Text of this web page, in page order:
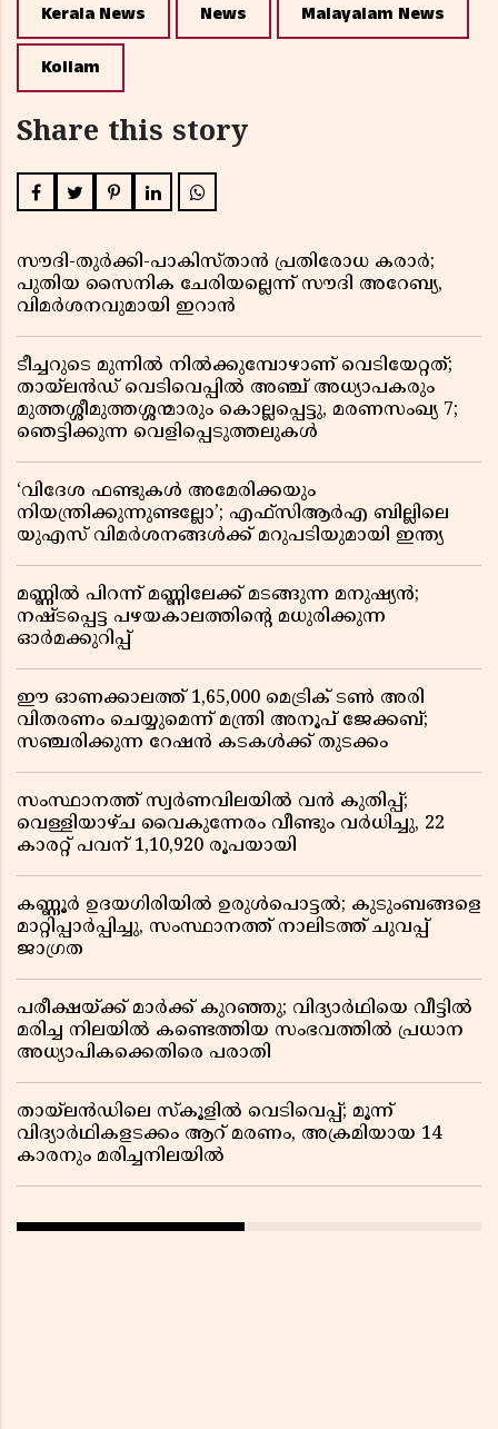
Kerala News News Malayalam News
Kollam
Share this story
സൗദി-തുർക്കി-പാകിസ്താൻ പ്രതിരോധ കരാർ;
പുതിയ സൈനിക ചേരിയല്ലെന്ന് സൗദി അറേബ്യ,
വിമർശനവുമായി ഇറാൻ
ടീച്ചറുടെ മുന്നിൽ നിൽക്കുമ്പോഴാണ് വെടിയേറ്റത്;
തായ്‌ലൻഡ് വെടിവെപ്പിൽ അഞ്ച് അധ്യാപകരും
മുത്തശ്ശീമുത്തശ്ശന്മാരും കൊല്ലപ്പെട്ടു, മരണസംഖ്യ 7;
ഞെട്ടിക്കുന്ന വെളിപ്പെടുത്തലുകൾ
‘വിദേശ ഫണ്ടുകൾ അമേരിക്കയും
നിയന്ത്രിക്കുന്നുണ്ടല്ലോ’; എഫ്സിആർഎ ബില്ലിലെ
യുഎസ് വിമർശനങ്ങൾക്ക് മറുപടിയുമായി ഇന്ത്യ
മണ്ണിൽ പിറന്ന് മണ്ണിലേക്ക് മടങ്ങുന്ന മനുഷ്യൻ;
നഷ്ടപ്പെട്ട പഴയകാലത്തിൻ്റെ മധുരിക്കുന്ന
ഓർമക്കുറിപ്പ്
ഈ ഓണക്കാലത്ത് 1,65,000 മെട്രിക് ടൺ അരി
വിതരണം ചെയ്യുമെന്ന് മന്ത്രി അനൂപ് ജേക്കബ്;
സഞ്ചരിക്കുന്ന റേഷൻ കടകൾക്ക് തുടക്കം
സംസ്ഥാനത്ത് സ്വർണവിലയിൽ വൻ കുതിപ്പ്;
വെള്ളിയാഴ്ച വൈകുന്നേരം വീണ്ടും വർധിച്ചു, 22
കാരറ്റ് പവന് 1,10,920 രൂപയായി
കണ്ണൂർ ഉദയഗിരിയിൽ ഉരുൾപൊട്ടൽ; കുടുംബങ്ങളെ
മാറ്റിപ്പാർപ്പിച്ചു, സംസ്ഥാനത്ത് നാലിടത്ത് ചുവപ്പ്
ജാഗ്രത
പരീക്ഷയ്ക്ക് മാർക്ക് കുറഞ്ഞു; വിദ്യാർഥിയെ വീട്ടിൽ
മരിച്ച നിലയിൽ കണ്ടെത്തിയ സംഭവത്തിൽ പ്രധാന
അധ്യാപികക്കെതിരെ പരാതി
തായ്‌ലൻഡിലെ സ്‌കൂളിൽ വെടിവെപ്പ്; മൂന്ന്
വിദ്യാർഥികളടക്കം ആറ് മരണം, അക്രമിയായ 14
കാരനും മരിച്ചനിലയിൽ